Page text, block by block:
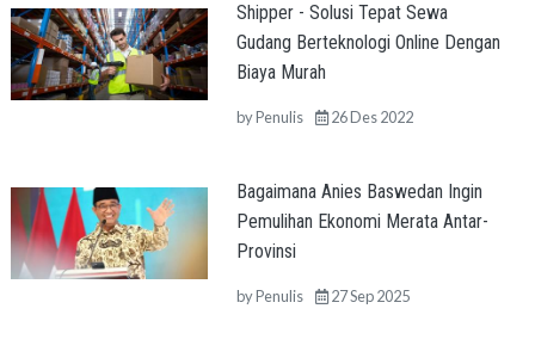
Shipper - Solusi Tepat Sewa
Gudang Berteknologi Online Dengan
Biaya Murah
byPenulis 26 Des 2022
Bagaimana Anies Baswedan Ingin
Pemulihan Ekonomi Merata Antar-
Provinsi
byPenulis 27 Sep 2025